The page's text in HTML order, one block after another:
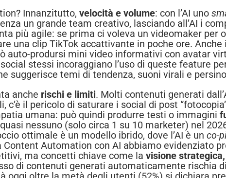
Innanzitutto, velocità e volume: con l’AI uno
un grande team creativo, lasciando all’AI i
più agile: se prima ci voleva un videomaker per
una clip TikTok accattivante in poche ore.
auto-prodursi mini video informativi con avatar
stessi incoraggiano l’uso di queste feature
suggerisce temi di tendenza, suoni virali e
anche rischi e limiti. Molti contenuti generati
il pericolo di saturare i social di post
umana: può quindi produrre testi o immagini
nessuno (solo circa 1 su 10 marketer) nel
ottimale è un modello ibrido, dove l’AI è un co-
Automation con AI abbiamo evidenziato
ma concetti chiave come la visione
di contenuti generati automaticamente rischia